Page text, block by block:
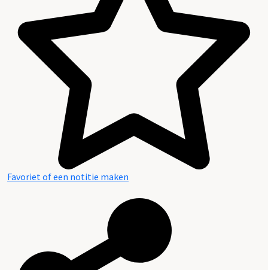
Favoriet of een notitie maken